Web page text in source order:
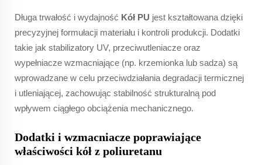
Długa trwałość i wydajność Kół PU jest kształtowana dzięki
precyzyjnej formułacji materiału i kontroli produkcji. Dodatki
takie jak stabilizatory UV, przeciwutleniacze oraz
wypełniacze wzmacniające (np. krzemionka lub sadza) są
wprowadzane w celu przeciwdziałania degradacji termicznej
i utleniającej, zachowując stabilność strukturalną pod
wpływem ciągłego obciążenia mechanicznego.
Dodatki i wzmacniacze poprawiające
właściwości kół z poliuretanu